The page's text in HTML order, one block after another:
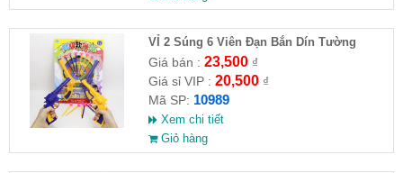
VỈ 2 Súng 6 Viên Đạn Bắn Dín Tường
Giá bán : 23,500₫
Giá sỉ VIP : 20,500₫
Mã SP: 10989
Xem chi tiết
Giỏ hàng